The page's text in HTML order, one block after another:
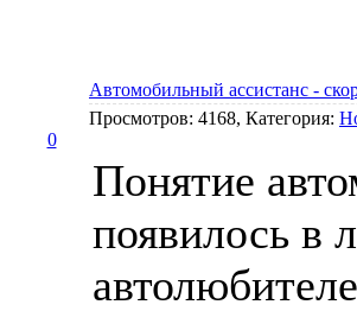
0
Автомобильный ассистанс -
Просмотров: 4168, Категория:
Понятие
появилось в